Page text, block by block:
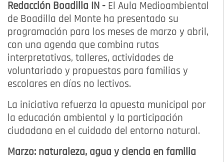
Redacción Boadilla IN - El Aula Medioambiental
de Boadilla del Monte ha presentado su
programación para los meses de marzo y abril,
con una agenda que combina rutas
interpretativas, talleres, actividades de
voluntariado y propuestas para familias y
escolares en días no lectivos.
La iniciativa refuerza la apuesta municipal por
la educación ambiental y la participación
ciudadana en el cuidado del entorno natural.
Marzo: naturaleza, agua y ciencia en familia